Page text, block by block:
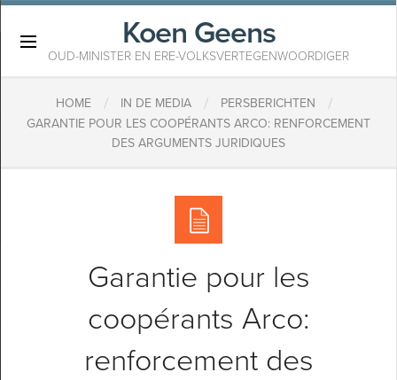
Koen Geens
OUD-MINISTER EN ERE-VOLKSVERTEGENWOORDIGER
HOME / IN DE MEDIA / PERSBERICHTEN /
GARANTIE POUR LES COOPÉRANTS ARCO: RENFORCEMENT
DES ARGUMENTS JURIDIQUES
Garantie pour les
coopérants Arco:
renforcement des